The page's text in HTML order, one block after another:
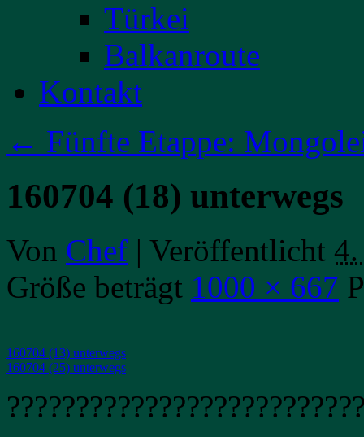
Türkei
Balkanroute
Kontakt
← Fünfte Etappe:
160704 (18) unterwegs
Von Chef | Veröffentlicht
Größe beträgt 1000 × 667
160704 (13) unterwegs
160704 (25) unterwegs